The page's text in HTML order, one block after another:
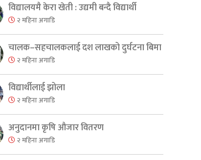
विद्यालयमै केरा खेती : उद्यमी बन्दै विद्यार्थी
२ महिना अगाडि
चालक–सहचालकलाई दश लाखको दुर्घटना बिमा
२ महिना अगाडि
विद्यार्थीलाई झोला
२ महिना अगाडि
अनुदानमा कृषि औजार वितरण
२ महिना अगाडि